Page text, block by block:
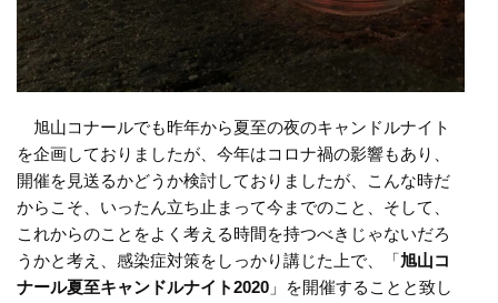
旭山コナールでも昨年から夏至の夜のキャンドルナイト
を企画しておりましたが、今年はコロナ禍の影響もあり、
開催を見送るかどうか検討しておりましたが、こんな時だ
からこそ、いったん立ち止まって今までのこと、そして、
これからのことをよく考える時間を持つべきじゃないだろ
うかと考え、感染症対策をしっかり講じた上で、「旭山コ
ナール夏至キャンドルナイト2020 」を開催することと致し